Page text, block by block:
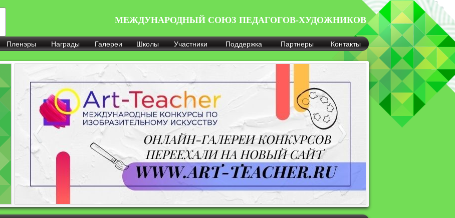
МЕЖДУНАРОДНЫЙ СОЮЗ ПЕДАГОГОВ-ХУДОЖНИКОВ
Пленэры Награды Галереи Школы Участники Поддержка Партнеры Контакты